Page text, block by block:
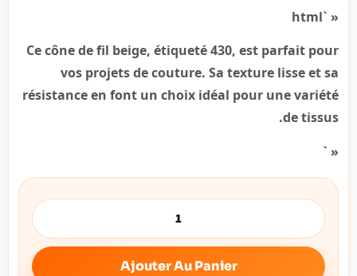
« `html
Ce cône de fil beige, étiqueté 430, est parfait pour
vos projets de couture. Sa texture lisse et sa
résistance en font un choix idéal pour une variété
de tissus.
« `
Ajouter Au Panier